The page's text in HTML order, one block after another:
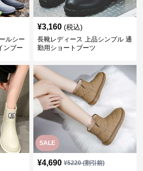
ルシー
ンブー
¥3,160 (税込)
長靴レディース 上品シンプル 通
勤用ショートブーツ
SALE
¥4,690 ¥5220(割引前)